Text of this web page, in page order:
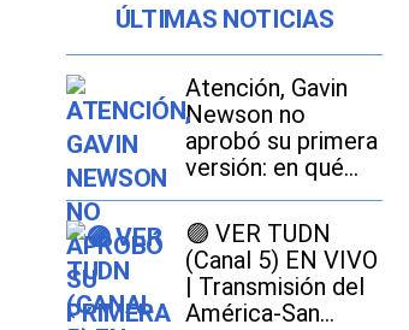
ÚLTIMAS NOTICIAS
Atención, Gavin
Newson no
aprobó su primera
versión: en qué
consiste el
proyecto SB 1013
en California y
cómo afectaría a
los conductores
🟣 VER TUDN
(Canal 5) EN VIVO
| Transmisión del
América-San